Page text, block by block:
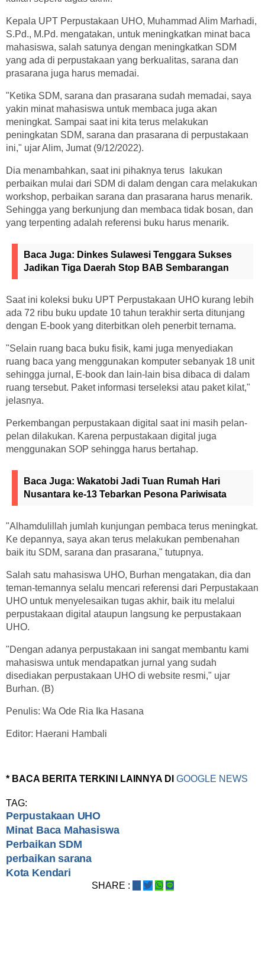
Kepala UPT Perpustakaan UHO, Muhammad Alim Marhadi,
S.Pd., M.Pd. mengatakan, untuk meningkatkan minat baca
mahasiswa, salah satunya dengan meningkatkan SDM
yang ada di perpustakaan yang berkualitas, sarana dan
prasarana juga harus memadai.
"Ketika SDM, sarana dan prasarana sudah memadai, saya
yakin minat mahasiswa untuk membaca juga akan
meningkat. Sampai saat ini kita terus melakukan
peningkatan SDM, sarana dan prasarana di perpustakaan
ini," ujar Alim, Jumat (9/12/2022).
Dia menambahkan, saat ini pihaknya terus lakukan
perbaikan mulai dari SDM di dalam dengan cara melakukan
workshop, perbaikan sarana dan prasarana harus menarik.
Sehingga yang berkunjung dan membaca tidak bosan, dan
yang terpenting adalah referensi buku harus menarik.
Baca Juga: Dinkes Sulawesi Tenggara Sukses
Jadikan Tiga Daerah Stop BAB Sembarangan
Saat ini koleksi buku UPT Perpustakaan UHO kurang lebih
ada 72 ribu buku update 10 tahun terakhir serta ditunjang
dengan E-book yang diterbitkan oleh penerbit ternama.
"Selain ruang baca buku fisik, kami juga menyediakan
ruang baca yang menggunakan komputer sebanyak 18 unit
sehingga jurnal, E-book dan lain-lain bisa dibaca di dalam
ruang tersebut. Paket informasi terseleksi atau paket kilat,"
jelasnya.
Perkembangan perpustakaan digital saat ini masih pelan-
pelan dilakukan. Karena perpustakaan digital juga
menggunakan SOP sehingga harus bertahap.
Baca Juga: Wakatobi Jadi Tuan Rumah Hari
Nusantara ke-13 Tebarkan Pesona Pariwisata
"Alhamdulillah jumlah kunjungan pembaca terus meningkat.
Ke depannya, saya akan terus melakukan pembenahan
baik itu SDM, sarana dan prasarana," tutupnya.
Salah satu mahasiswa UHO, Burhan mengatakan, dia dan
teman-temannya selalu mencari referensi dari Perpustakaan
UHO untuk menyelesaikan tugas akhir, baik itu melalui
perpustakaan digital ataupun langsung ke perpustakaan
UHO.
"Dengan adanya perpustakaan ini sangat membantu kami
mahasiswa untuk mendapatkan jurnal yang sudah
disediakan perpustakaan UHO di website resmi," ujar
Burhan. (B)
Penulis: Wa Ode Ria Ika Hasana
Editor: Haerani Hambali
* BACA BERITA TERKINI LAINNYA DI GOOGLE NEWS
TAG:
Perpustakaan UHO
Minat Baca Mahasiswa
Perbaikan SDM
perbaikan sarana
Kota Kendari
SHARE :